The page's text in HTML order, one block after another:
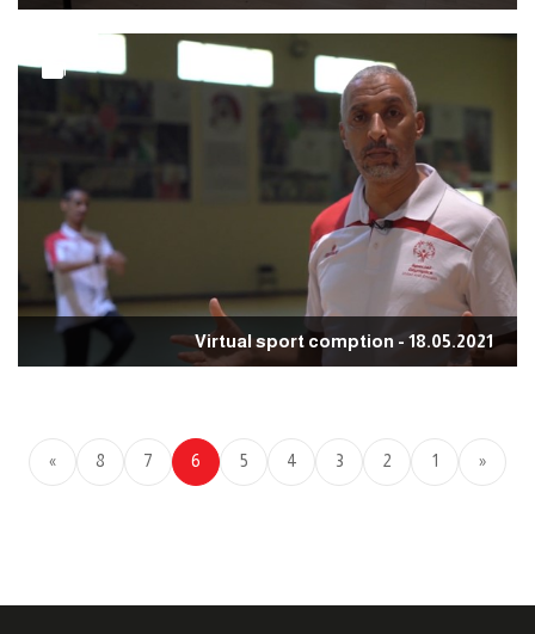
Virtual sport comption - 18.05.2021
«
1
2
3
4
5
6
7
8
»